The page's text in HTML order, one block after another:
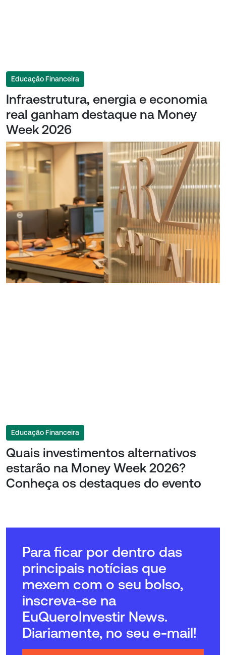
Educação Financeira
Infraestrutura, energia e economia
real ganham destaque na Money
Week 2026
Educação Financeira
Quais investimentos alternativos
estarão na Money Week 2026?
Conheça os destaques do evento
Para ficar por dentro das
principais notícias que
mexem com o seu bolso,
inscreva-se na
EuQueroInvestir News.
Diariamente, no seu e-mail!